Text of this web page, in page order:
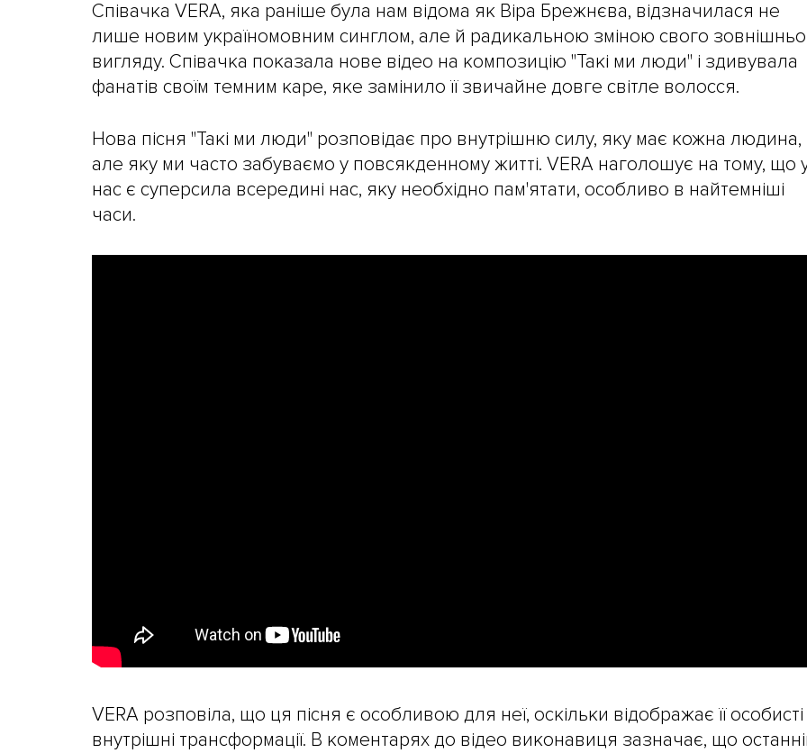
Співачка VERA, яка раніше була нам відома як Віра Брежнєва, відзначилася не
лише новим україномовним синглом, але й радикальною зміною свого
вигляду. Співачка показала нове відео на композицію "Такі ми люди" і здивувала
фанатів своїм темним каре, яке замінило її звичайне довге світле волосся.
Нова пісня "Такі ми люди" розповідає про внутрішню силу, яку має кожна людина,
але яку ми часто забуваємо у повсякденному житті. VERA наголошує на тому, що
нас є суперсила всередині нас, яку необхідно пам'ятати, особливо в найтемніші
часи.
VERA розповіла, що ця пісня є особливою для неї, оскільки відображає її особисті
внутрішні трансформації. В коментарях до відео виконавиця зазначає, що